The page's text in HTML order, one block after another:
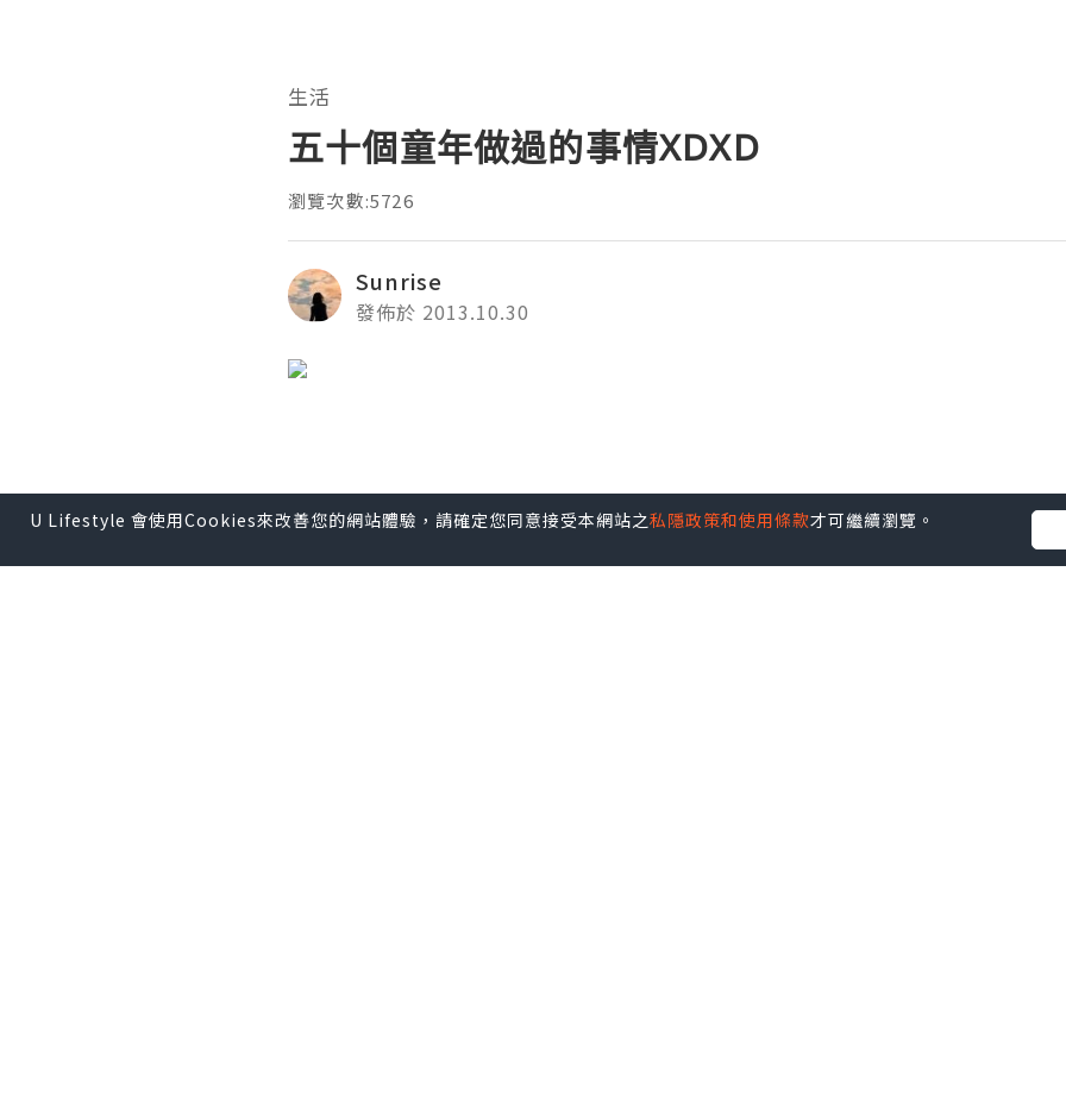
生活
五十個童年做過的事情XDXD
瀏覽次數:5726
Sunrise
發佈於 2013.10.30
U Lifestyle 會使用Cookies來改善您的網站體驗，請確定您同意接受本網站之私隱政策和使用條款才可繼續瀏覽。